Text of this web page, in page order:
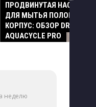
ПРОДВИНУТАЯ НАСАДКА
ДЛЯ МЫТЬЯ ПОЛОВ И
КОРПУС: ОБЗОР DREAME
AQUACYCLE PRO
неделю